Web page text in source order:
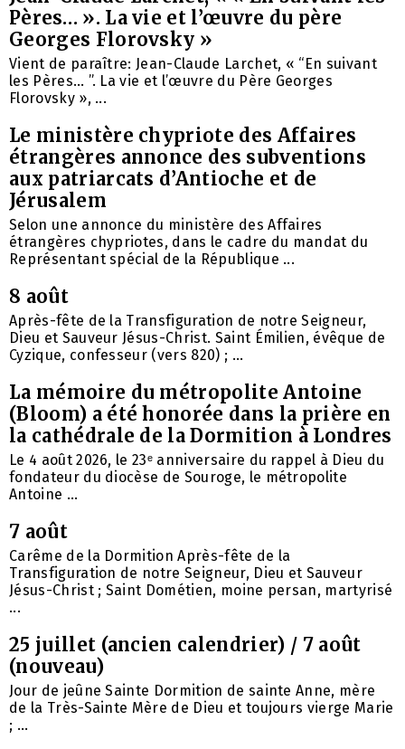
Pères… ». La vie et l’œuvre du père
Georges Florovsky »
Vient de paraître: Jean-Claude Larchet, « “En suivant
les Pères… ”. La vie et l’œuvre du Père Georges
Florovsky », ...
Le ministère chypriote des Affaires
étrangères annonce des subventions
aux patriarcats d’Antioche et de
Jérusalem
Selon une annonce du ministère des Affaires
étrangères chypriotes, dans le cadre du mandat du
Représentant spécial de la République ...
8 août
Après-fête de la Transfiguration de notre Seigneur,
Dieu et Sauveur Jésus-Christ. Saint Émilien, évêque de
Cyzique, confesseur (vers 820) ; ...
La mémoire du métropolite Antoine
(Bloom) a été honorée dans la prière en
la cathédrale de la Dormition à Londres
Le 4 août 2026, le 23ᵉ anniversaire du rappel à Dieu du
fondateur du diocèse de Souroge, le métropolite
Antoine ...
7 août
Carême de la Dormition Après-fête de la
Transfiguration de notre Seigneur, Dieu et Sauveur
Jésus-Christ ; Saint Dométien, moine persan, martyrisé
...
25 juillet (ancien calendrier) / 7 août
(nouveau)
Jour de jeûne Sainte Dormition de sainte Anne, mère
de la Très-Sainte Mère de Dieu et toujours vierge Marie
; ...